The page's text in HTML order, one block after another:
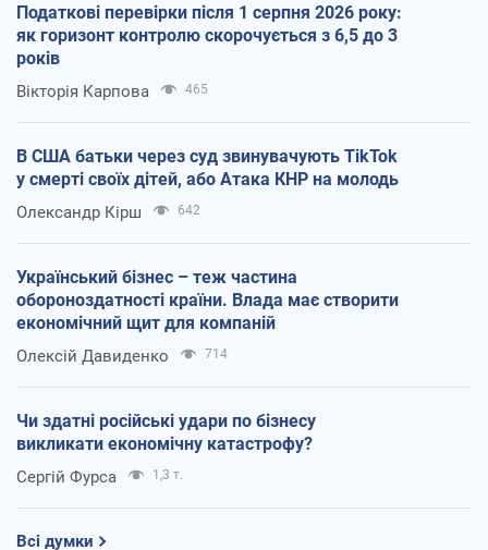
Податкові перевірки після 1 серпня 2026 року:
як горизонт контролю скорочується з 6,5 до 3
років
Вікторія Карпова 465
В США батьки через суд звинувачують TikTok
у смерті своїх дітей, або Атака КНР на молодь
Олександр Кірш 642
Український бізнес – теж частина
обороноздатності країни. Влада має створити
економічний щит для компаній
Олексій Давиденко 714
Чи здатні російські удари по бізнесу
викликати економічну катастрофу?
Сергій Фурса 1,3 т.
Всі думки